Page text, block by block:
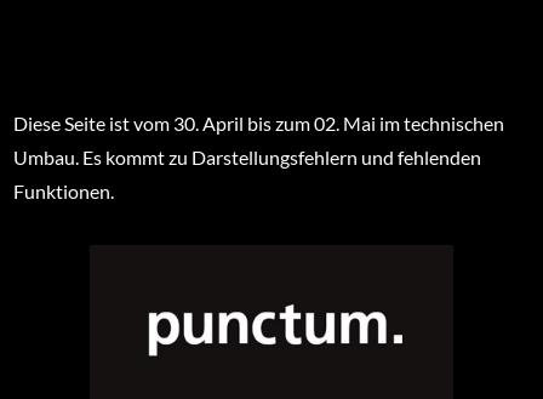
Diese Seite ist vom 30. April bis zum 02. Mai im technischen
Umbau. Es kommt zu Darstellungsfehlern und fehlenden
Funktionen.